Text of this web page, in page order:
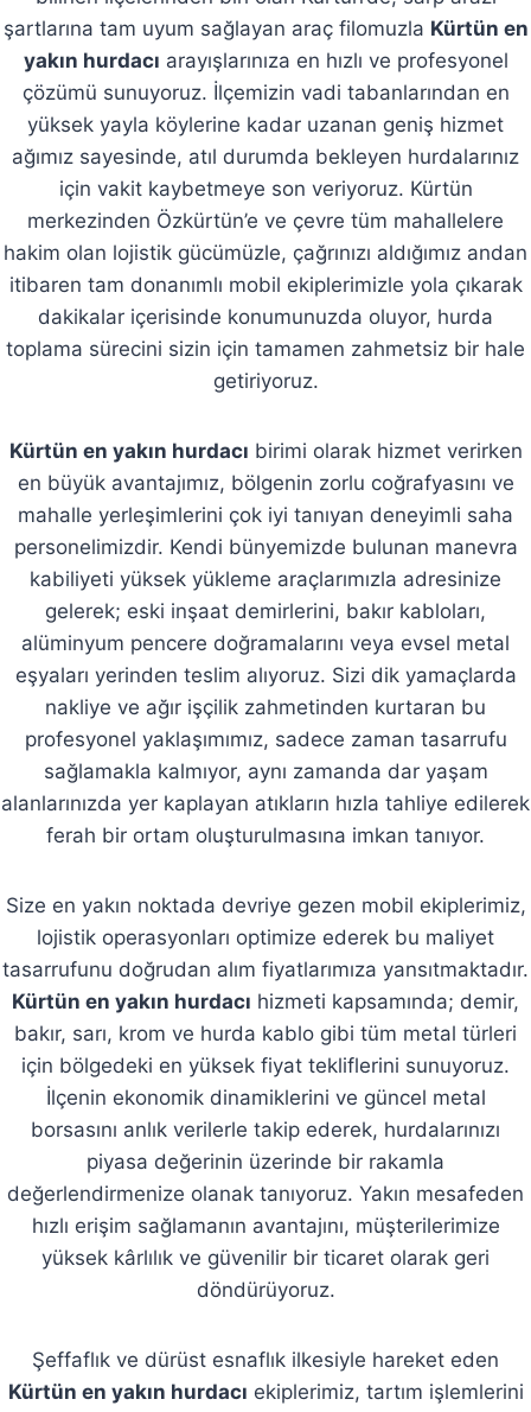
şartlarına tam uyum sağlayan araç filomuzla Kürtün en
yakın hurdacı arayışlarınıza en hızlı ve profesyonel
çözümü sunuyoruz. İlçemizin vadi tabanlarından en
yüksek yayla köylerine kadar uzanan geniş hizmet
ağımız sayesinde, atıl durumda bekleyen hurdalarınız
için vakit kaybetmeye son veriyoruz. Kürtün
merkezinden Özkürtün’e ve çevre tüm mahallelere
hakim olan lojistik gücümüzle, çağrınızı aldığımız andan
itibaren tam donanımlı mobil ekiplerimizle yola çıkarak
dakikalar içerisinde konumunuzda oluyor, hurda
toplama sürecini sizin için tamamen zahmetsiz bir hale
getiriyoruz.
Kürtün en yakın hurdacı birimi olarak hizmet verirken
en büyük avantajımız, bölgenin zorlu coğrafyasını ve
mahalle yerleşimlerini çok iyi tanıyan deneyimli saha
personelimizdir. Kendi bünyemizde bulunan manevra
kabiliyeti yüksek yükleme araçlarımızla adresinize
gelerek; eski inşaat demirlerini, bakır kabloları,
alüminyum pencere doğramalarını veya evsel metal
eşyaları yerinden teslim alıyoruz. Sizi dik yamaçlarda
nakliye ve ağır işçilik zahmetinden kurtaran bu
profesyonel yaklaşımımız, sadece zaman tasarrufu
sağlamakla kalmıyor, aynı zamanda dar yaşam
alanlarınızda yer kaplayan atıkların hızla tahliye edilerek
ferah bir ortam oluşturulmasına imkan tanıyor.
Size en yakın noktada devriye gezen mobil ekiplerimiz,
lojistik operasyonları optimize ederek bu maliyet
tasarrufunu doğrudan alım fiyatlarımıza yansıtmaktadır.
Kürtün en yakın hurdacı hizmeti kapsamında; demir,
bakır, sarı, krom ve hurda kablo gibi tüm metal türleri
için bölgedeki en yüksek fiyat tekliflerini sunuyoruz.
İlçenin ekonomik dinamiklerini ve güncel metal
borsasını anlık verilerle takip ederek, hurdalarınızı
piyasa değerinin üzerinde bir rakamla
değerlendirmenize olanak tanıyoruz. Yakın mesafeden
hızlı erişim sağlamanın avantajını, müşterilerimize
yüksek kârlılık ve güvenilir bir ticaret olarak geri
döndürüyoruz.
Şeffaflık ve dürüst esnaflık ilkesiyle hareket eden
Kürtün en yakın hurdacı ekiplerimiz, tartım işlemlerini